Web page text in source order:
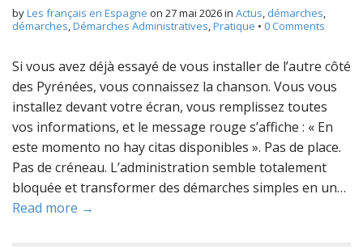
byLes français en Espagne on 27 mai 2026in Actus, démarches,
démarches,Démarches Administratives,Pratique • 0 Comments
Si vous avez déjà essayé de vous installer de l’autre côté
des Pyrénées, vous connaissez la chanson. Vous vous
installez devant votre écran, vous remplissez toutes
vos informations, et le message rouge s’affiche : « En
este momento no hay citas disponibles ». Pas de place.
Pas de créneau. L’administration semble totalement
bloquée et transformer des démarches simples en un…
Read more →